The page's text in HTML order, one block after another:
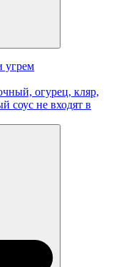
угрем
огурец, кляр,
соус не входят в